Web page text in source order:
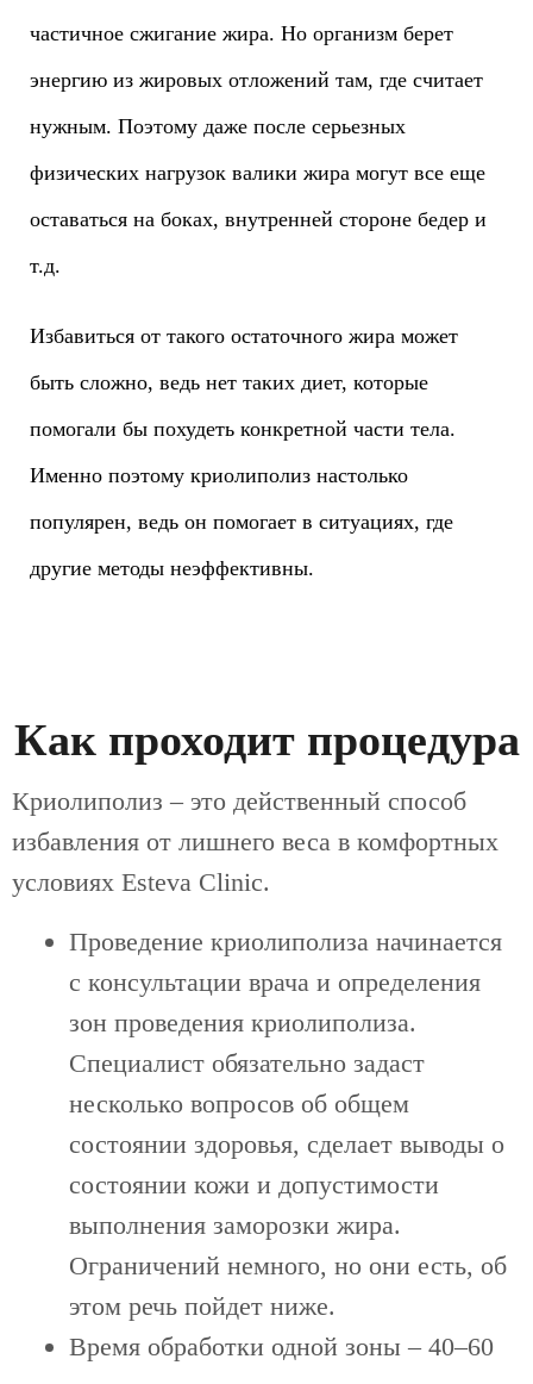
частичное сжигание жира. Но организм берет
энергию из жировых отложений там, где считает
нужным. Поэтому даже после серьезных
физических нагрузок валики жира могут все еще
оставаться на боках, внутренней стороне бедер и
т.д.
Избавиться от такого остаточного жира может
быть сложно, ведь нет таких диет, которые
помогали бы похудеть конкретной части тела.
Именно поэтому криолиполиз настолько
популярен, ведь он помогает в ситуациях, где
другие методы неэффективны.
Как проходит процедура
Криолиполиз – это действенный способ
избавления от лишнего веса в комфортных
условиях Esteva Clinic.
Проведение криолиполиза начинается
с консультации врача и определения
зон проведения криолиполиза.
Специалист обязательно задаст
несколько вопросов об общем
состоянии здоровья, сделает выводы о
состоянии кожи и допустимости
выполнения заморозки жира.
Ограничений немного, но они есть, об
этом речь пойдет ниже.
Время обработки одной зоны – 40–60